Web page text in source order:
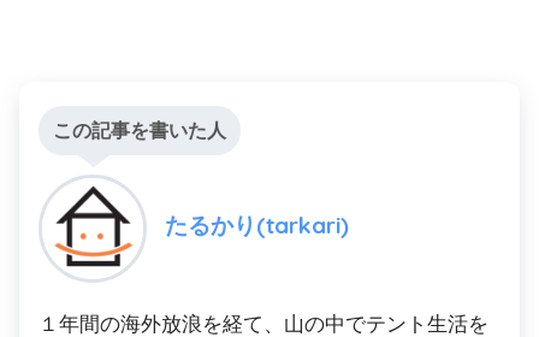
この記事を書いた人
たるかり(tarkari)
１年間の海外放浪を経て、山の中でテント生活を